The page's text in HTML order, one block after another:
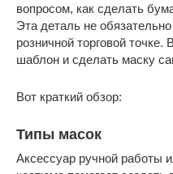
вопросом, как сделать
Эта деталь не
розничной торговой
шаблон и сделать маску
Вот краткий обзор:
Типы масок
Аксессуар ручной работы